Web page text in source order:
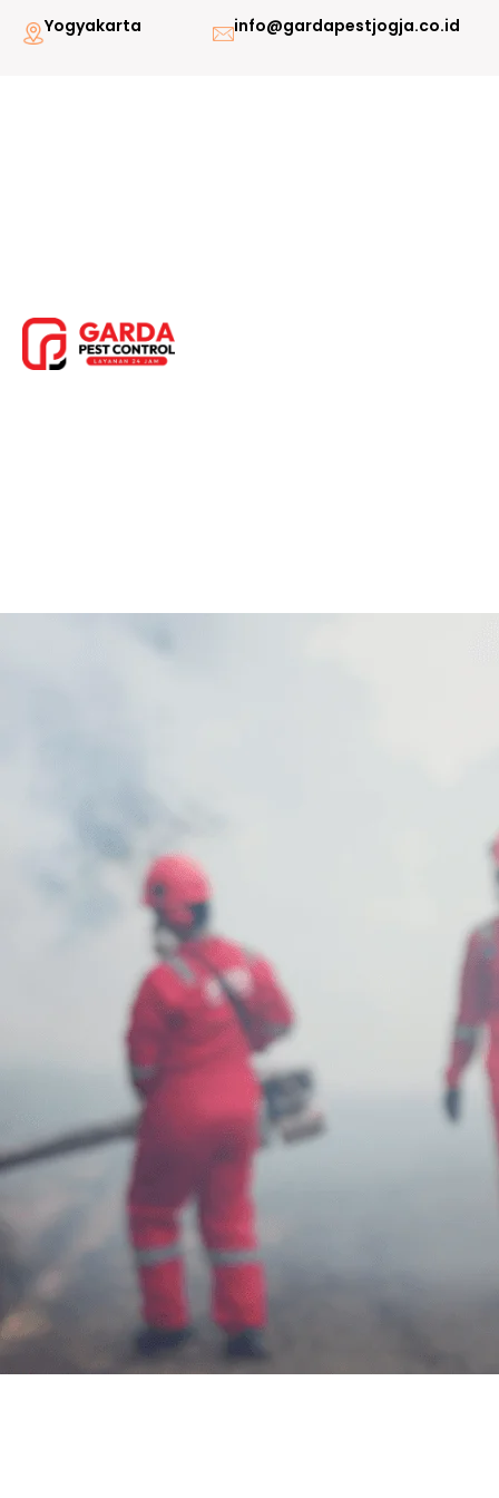
LewatiYogyakarta info@gardapestjogja.co.id